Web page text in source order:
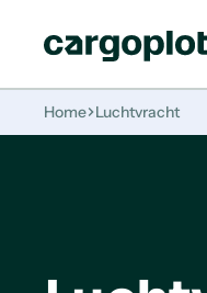
Home Luchtvracht